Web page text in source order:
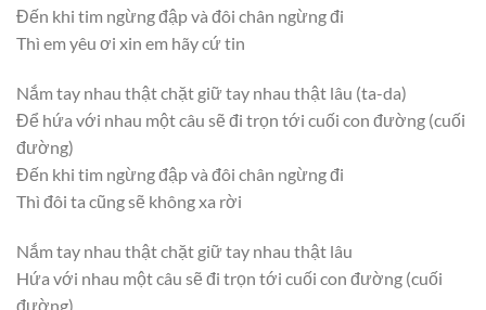
Đến khi tim ngừng đập và đôi chân ngừng đi
Thì em yêu ơi xin em hãy cứ tin
Nắm tay nhau thật chặt giữ tay nhau thật lâu (ta-da)
Để hứa với nhau một câu sẽ đi trọn tới cuối con đường (cuối
đường)
Đến khi tim ngừng đập và đôi chân ngừng đi
Thì đôi ta cũng sẽ không xa rời
Nắm tay nhau thật chặt giữ tay nhau thật lâu
Hứa với nhau một câu sẽ đi trọn tới cuối con đường (cuối
đường)